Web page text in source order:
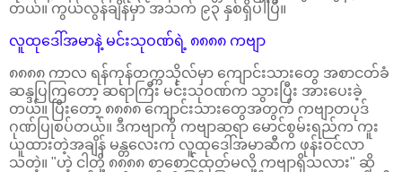
တယ်။ ကွယ်လွန်ချိန်မှာ အသက် ၉၃ နှစ်ရှိပါပြီ။
လူထုဒေါ်အမာနဲ့ မင်းသုဝဏ်ရဲ့ ၈၈၈၈ ကဗျာ
၈၈၈၈ ကာလ ရန်ကုန်တက္ကသိုလ်မှာ ကျောင်းသားတွေ အစာငတ်ခံ
ဆန္ဒပြကြတော့ ဆရာကြီး မင်းသုဝဏ်က သွားပြီး အားပေးခဲ့
တယ်။ ပြီးတော့ ၈၈၈၈ ကျောင်းသားတွေအတွက် ကဗျာတပုဒ်
ဂုဏ်ပြုစပ်တယ်။ ဒီကဗျာကို ကဗျာဆရာ မောင်စွမ်းရည်က ကူး
ယူထားတဲ့အချိန် မန္တလေးက လူထုဒေါ်အမာဆီက ဖုန်းဝင်လာ
သတဲ့။ "ဟဲ့ ငါတို့ ၈၈၈၈ စာစောင်ထုတ်မလို့ ကဗျာရှိသလား" ဆို